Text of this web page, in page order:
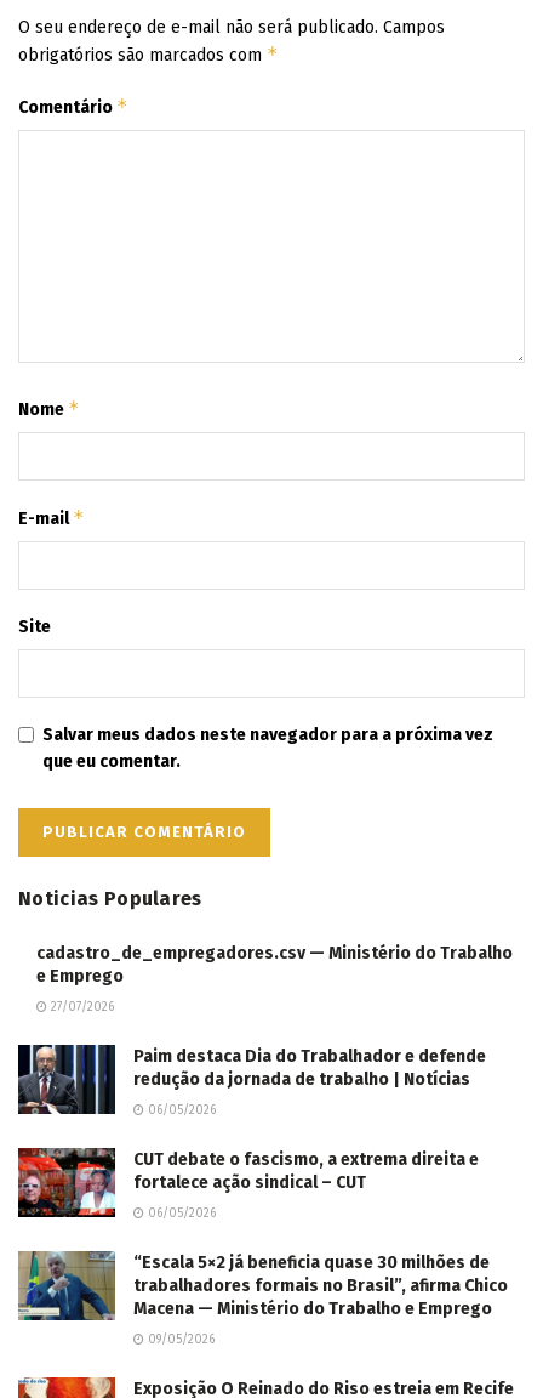
O seu endereço de e-mail não será publicado. Campos
obrigatórios são marcados com *
Comentário *
Nome *
E-mail*
Site
Salvar meus dados neste navegador para a próxima vez
que eu comentar.
Noticias Populares
cadastro_de_empregadores.csv — Ministério do Trabalho
e Emprego
27/07/2026
Paim destaca Dia do Trabalhador e defende
redução da jornada de trabalho | Notícias
06/05/2026
CUT debate o fascismo, a extrema direita e
fortalece ação sindical – CUT
06/05/2026
“Escala 5×2 já beneficia quase 30 milhões de
trabalhadores formais no Brasil”, afirma Chico
Macena — Ministério do Trabalho e Emprego
09/05/2026
Exposição O Reinado do Riso estreia em Recife